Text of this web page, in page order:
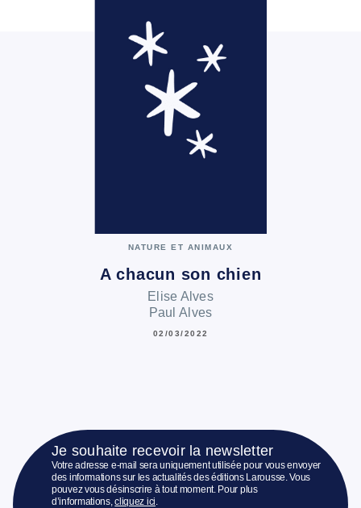
NATURE ET ANIMAUX
A chacun son chien
Elise Alves
Paul Alves
02/03/2022
Je souhaite recevoir la newsletter
Votre adresse e-mail sera uniquement utilisée pour vous envoyer
des informations sur les actualités des éditions Larousse. Vous
pouvez vous désinscrire à tout moment. Pour plus
d’informations,cliquez ici